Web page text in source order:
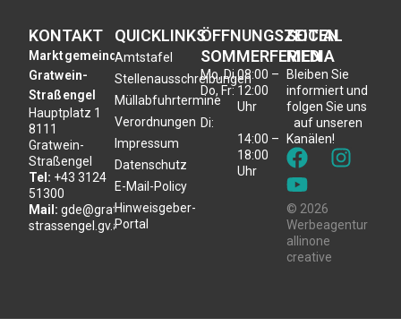
KONTAKT
Marktgemeinde
Gratwein-
Straßengel
Hauptplatz 1
8111
Gratwein-
Straßengel
Tel: +43 3124
51300
Mail: gde@gratwein-
strassengel.gv.at
QUICKLINKS
Amtstafel
Stellenausschreibungen
Müllabfuhrtermine
Verordnungen
Impressum
Datenschutz
E-Mail-Policy
Hinweisgeber-
Portal
ÖFFNUNGSZEITEN
SOMMERFERIEN
Mo, Di,
Do, Fr:
Di:
08:00 –
12:00
Uhr
14:00 –
18:00
Uhr
SOCIAL
MEDIA
Bleiben Sie
informiert und
folgen Sie uns
auf unseren
Kanälen!
© 2026
Werbeagentur
allinone
creative